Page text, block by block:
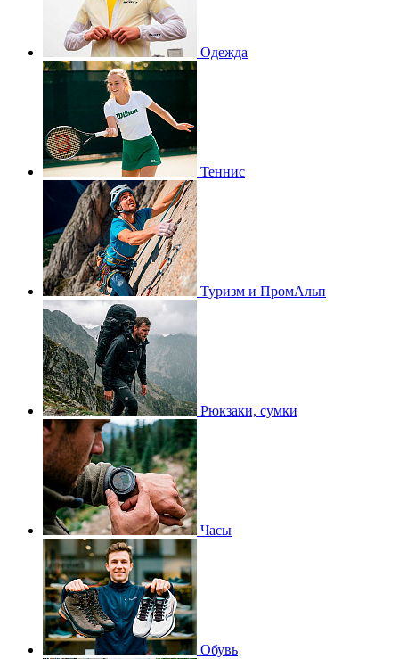
Одежда
Теннис
Туризм и ПромАльп
Рюкзаки, сумки
Часы
Обувь